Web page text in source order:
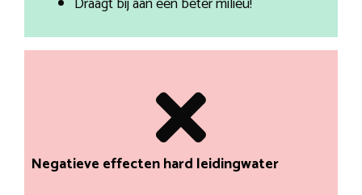
Negatieve effecten hard leidingwater